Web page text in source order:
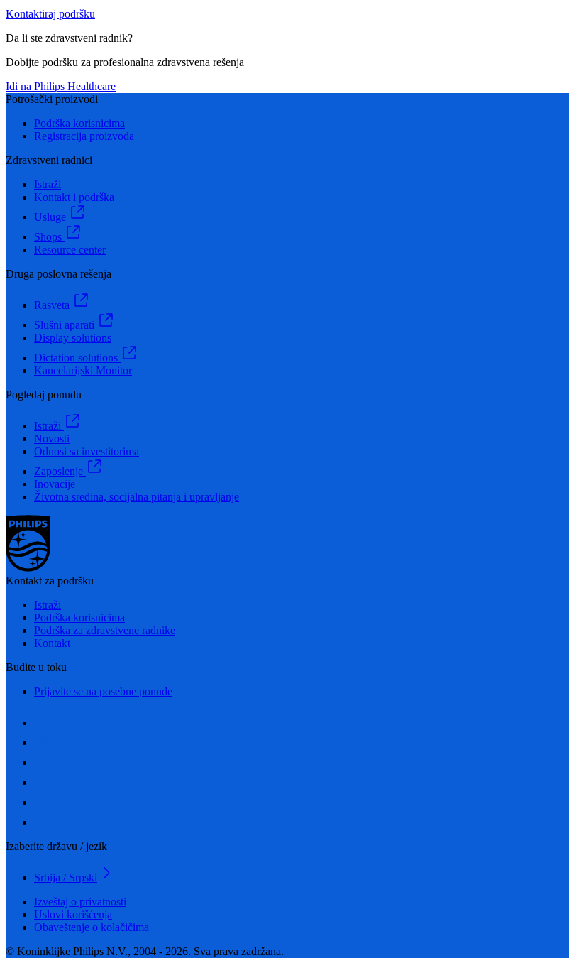
Kontaktiraj podršku
Da li ste zdravstveni radnik?
Dobijte podršku za profesionalna zdravstvena rešenja
Idi na Philips Healthcare
Potrošački proizvodi
Podrška korisnicima
Registracija proizvoda
Zdravstveni radnici
Istraži
Kontakt i podrška
Usluge
Shops
Resource center
Druga poslovna rešenja
Rasveta
Slušni aparati
Display solutions
Dictation solutions
Kancelarijski Monitor
Pogledaj ponudu
Istraži
Novosti
Odnosi sa investitorima
Zaposlenje
Inovacije
Životna sredina, socijalna pitanja i upravljanje
Kontakt za podršku
Istraži
Podrška korisnicima
Podrška za zdravstvene radnike
Kontakt
Budite u toku
Prijavite se na posebne ponude
Izaberite državu / jezik
Srbija / Srpski
Izveštaj o privatnosti
Uslovi korišćenja
Obaveštenje o kolačičima
© Koninklijke Philips N.V., 2004 - 2026. Sva prava zadržana.